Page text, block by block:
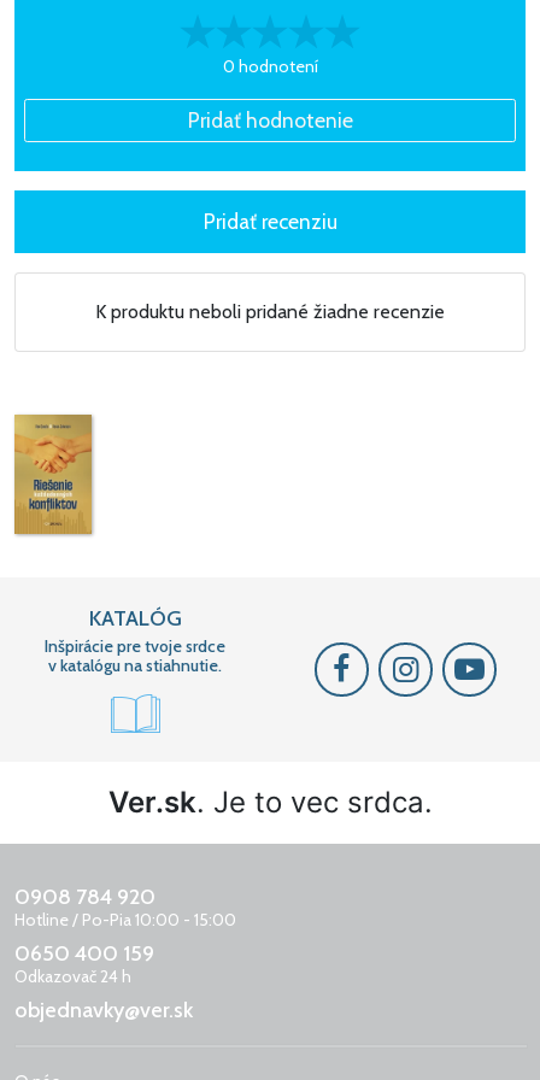
0 hodnotení
K produktu neboli pridané žiadne recenzie
KATALÓG
Inšpirácie pre tvoje srdce
v katalógu na stiahnutie.
Ver.sk. Je to vec srdca.
0908 784 920
Hotline / Po-Pia 10:00 - 15:00
0650 400 159
Odkazovač 24 h
objednavky@ver.sk